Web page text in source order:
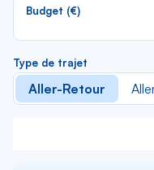
Budget (€)
Type de trajet
Aller-Retour